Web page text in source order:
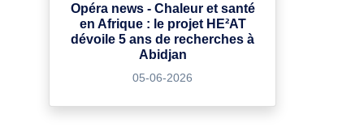
Opéra news - Chaleur et santé
en Afrique : le projet HE²AT
dévoile 5 ans de recherches à
Abidjan
05-06-2026